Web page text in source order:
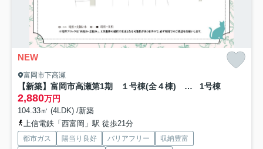
NEW
富岡市下高瀬
【新築】富岡市高瀬第1期 １号棟(全４棟) ワイウッドコート 新築建売分譲 1号棟
2,880万円
104.33㎡ (4LDK) /新築
上信電鉄「西富岡」駅 徒歩21分
都市ガス 陽当り良好 バリアフリー
収納豊富